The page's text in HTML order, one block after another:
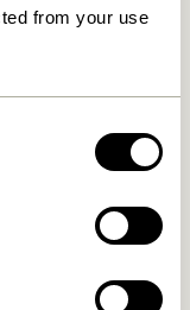
from your use